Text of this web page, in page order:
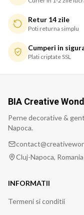
Retur 14 zile
Poti returna simplu
Cumperi in
Plati criptate SSL
BIA Creative
Perne decorative &
Napoca.
Cluj-Napoca, Romania
INFORMATII
Termeni si conditii